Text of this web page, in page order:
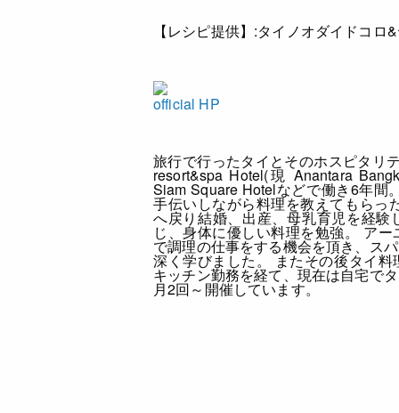
【レシピ提供】:タイノオダイドコロ
official HP
旅行で行ったタイとそのホスピタリ
resort&spa Hotel(現 Anantara
Siam Square Hotelなどで働き6年間
手伝いしながら料理を教えてもらっ
へ戻り結婚、出産、母乳育児を経
じ、身体に優しい料理を勉強。 ア
で調理の仕事をする機会を頂き、ス
深く学びました。 またその後タイ
キッチン勤務を経て、現在は自宅で
月2回～開催しています。